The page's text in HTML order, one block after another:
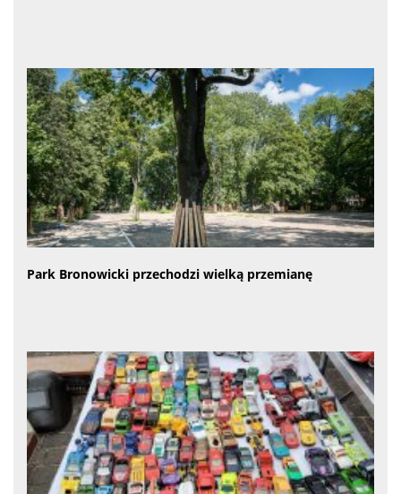
Park Bronowicki przechodzi wielką przemianę